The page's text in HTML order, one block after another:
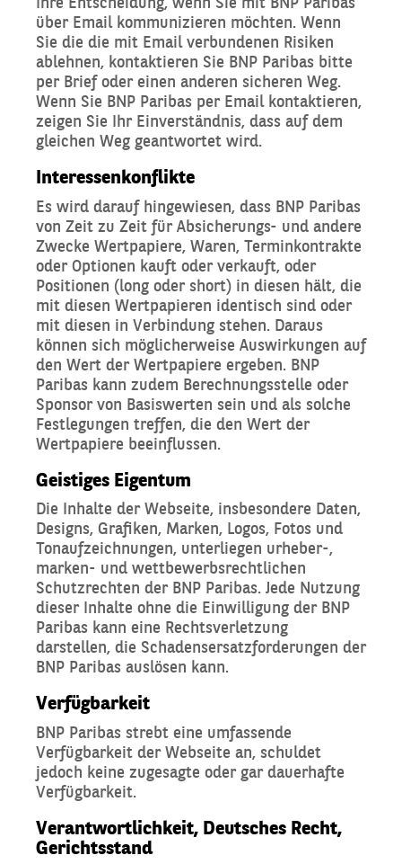
über Email kommunizieren möchten. Wenn
Sie die die mit Email verbundenen Risiken
ablehnen, kontaktieren Sie BNP Paribas bitte
per Brief oder einen anderen sicheren Weg.
Wenn Sie BNP Paribas per Email kontaktieren,
zeigen Sie Ihr Einverständnis, dass auf dem
gleichen Weg geantwortet wird.
Interessenkonflikte
Es wird darauf hingewiesen, dass BNP Paribas
von Zeit zu Zeit für Absicherungs- und andere
Zwecke Wertpapiere, Waren, Terminkontrakte
oder Optionen kauft oder verkauft, oder
Positionen (long oder short) in diesen hält, die
mit diesen Wertpapieren identisch sind oder
mit diesen in Verbindung stehen. Daraus
können sich möglicherweise Auswirkungen auf
den Wert der Wertpapiere ergeben. BNP
Paribas kann zudem Berechnungsstelle oder
Sponsor von Basiswerten sein und als solche
Festlegungen treffen, die den Wert der
Wertpapiere beeinflussen.
Geistiges Eigentum
Die Inhalte der Webseite, insbesondere Daten,
Designs, Grafiken, Marken, Logos, Fotos und
Tonaufzeichnungen, unterliegen urheber-,
marken- und wettbewerbsrechtlichen
Schutzrechten der BNP Paribas. Jede Nutzung
dieser Inhalte ohne die Einwilligung der BNP
Paribas kann eine Rechtsverletzung
darstellen, die Schadensersatzforderungen der
BNP Paribas auslösen kann.
Verfügbarkeit
BNP Paribas strebt eine umfassende
Verfügbarkeit der Webseite an, schuldet
jedoch keine zugesagte oder gar dauerhafte
Verfügbarkeit.
Verantwortlichkeit, Deutsches Recht,
Gerichtsstand